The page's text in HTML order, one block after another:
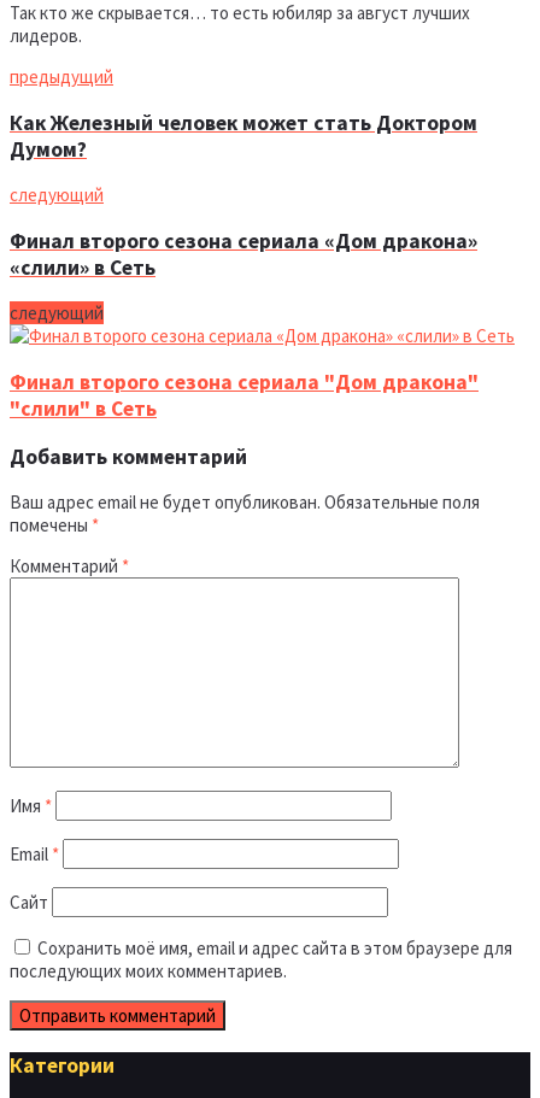
Так кто же скрывается… то есть юбиляр за август лучших
лидеров.
предыдущий
Как Железный человек может стать Доктором
Думом?
следующий
Финал второго сезона сериала «Дом дракона»
«слили» в Сеть
следующий
Финал второго сезона сериала "Дом дракона"
"слили" в Сеть
Добавить комментарий
Ваш адрес email не будет опубликован. Обязательные поля
помечены *
Комментарий *
Имя *
Email *
Сайт
Сохранить моё имя, email и адрес сайта в этом браузере для
последующих моих комментариев.
Категории